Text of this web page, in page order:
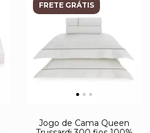
FRETE GRÁTIS
Jogo de Cama Queen